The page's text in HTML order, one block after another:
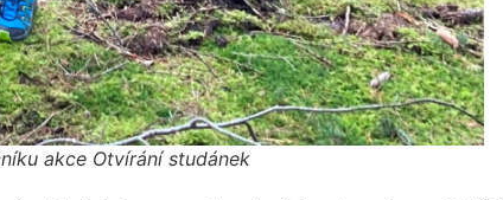
akce Otvírání studánek